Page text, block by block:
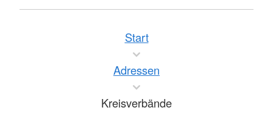
Start
Adressen
Kreisverbände